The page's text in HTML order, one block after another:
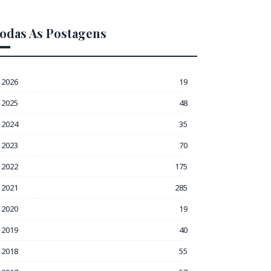
As Postagens
2026
19
2025
48
2024
35
2023
70
2022
175
2021
285
2020
19
2019
40
2018
55